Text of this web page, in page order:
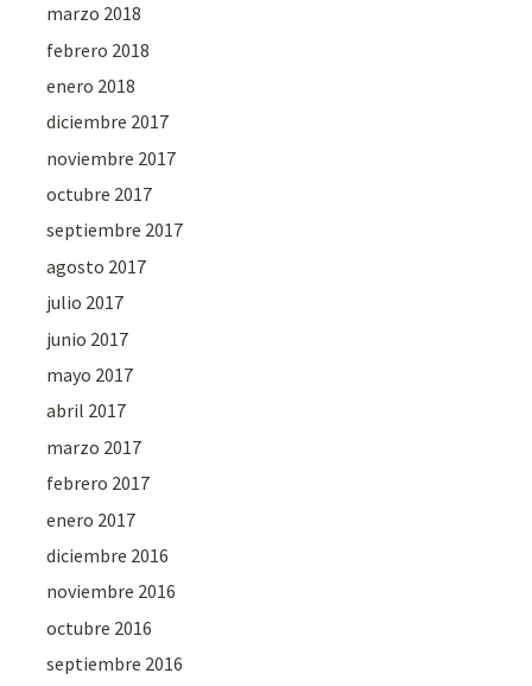
marzo 2018
febrero 2018
enero 2018
diciembre 2017
noviembre 2017
octubre 2017
septiembre 2017
agosto 2017
julio 2017
junio 2017
mayo 2017
abril 2017
marzo 2017
febrero 2017
enero 2017
diciembre 2016
noviembre 2016
octubre 2016
septiembre 2016